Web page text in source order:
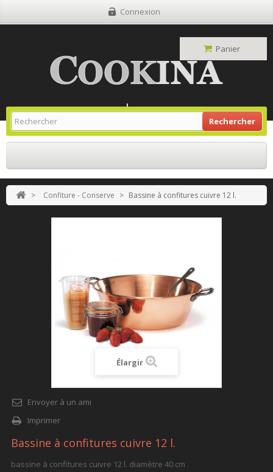
Connexion
Rechercher
Panier
Site Grill Gaz Retour À L'accueil
> Confiture - Conserve > Bassine à confitures cuivre 12 l.
Élargir
Envoyer à un ami
Imprimer
Bassine à confitures cuivre 12 l.
bassine à confitures cuivre 12 l. diamètre 40 cm .